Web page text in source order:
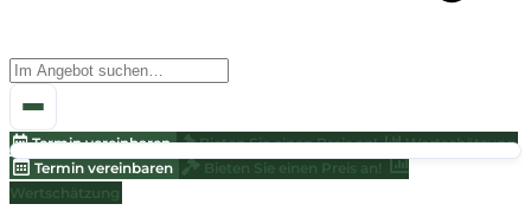
Termin vereinbaren Bieten Sie einen Preis an!
Wertschätzung
Termin vereinbaren
Bieten Sie einen Preis an!
Wertschätzung